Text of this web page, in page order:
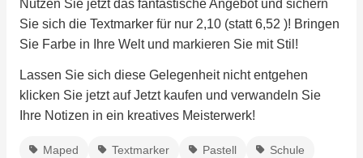
Nutzen Sie jetzt das fantastische Angebot und sichern
Sie sich die Textmarker für nur 2,10 (statt 6,52 )! Bringen
Sie Farbe in Ihre Welt und markieren Sie mit Stil!
Lassen Sie sich diese Gelegenheit nicht entgehen
klicken Sie jetzt auf Jetzt kaufen und verwandeln Sie
Ihre Notizen in ein kreatives Meisterwerk!
Maped Textmarker Pastell Schule